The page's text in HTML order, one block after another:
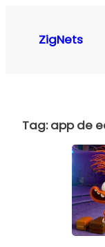
ZigNets
Tag:app de